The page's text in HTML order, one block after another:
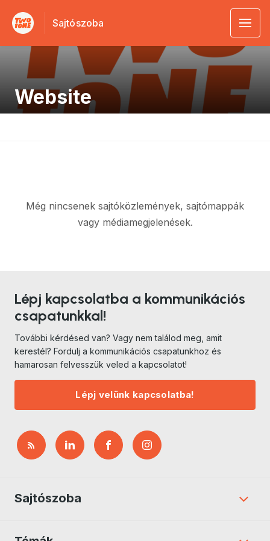
Sajtószoba
Website
Még nincsenek sajtóközlemények, sajtómappák
vagy médiamegjelenések.
Lépj kapcsolatba a kommunikációs
csapatunkkal!
További kérdésed van? Vagy nem találod meg, amit
kerestél? Fordulj a kommunikációs csapatunkhoz és
hamarosan felvesszük veled a kapcsolatot!
Lépj velünk kapcsolatba!
Sajtószoba